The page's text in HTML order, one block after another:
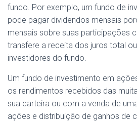
fundo. Por exemplo, um fundo de
pode pagar dividendos mensais
mensais sobre suas participações
transfere a receita dos juros total
investidores do fundo.
Um fundo de investimento em
os rendimentos recebidos das
sua carteira ou com a venda de
ações e distribuição de ganhos de